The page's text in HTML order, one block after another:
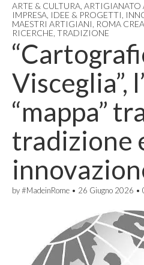
ARTE & CULTURA ARTIGIANATO
IMPRESA IDEE & PROGETTI
MAESTRI ARTIGIANI ROMA
RICERCHE TRADIZIONE
Visceglia”,
“mappa”
tradizione
by#MadeinRome • 26 Giugno 2026 •